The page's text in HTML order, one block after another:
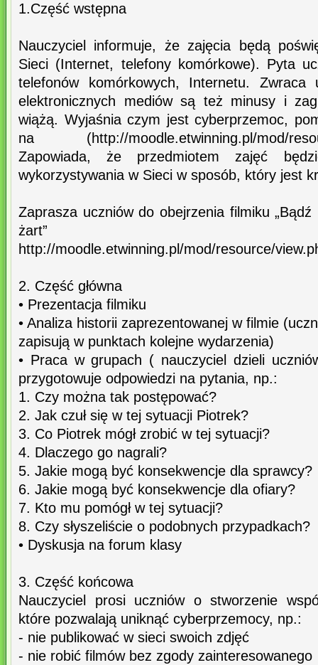
1.Część wstępna
Nauczyciel informuje, że zajęcia będą
Sieci (Internet, telefony komórkowe). Pyta
telefonów komórkowych, Internetu.
elektronicznych mediów są też minusy i
wiążą. Wyjaśnia czym jest cyberprzemoc,
na (http://moodle.etwinning.pl/mod/
Zapowiada, że przedmiotem zajęć
wykorzystywania w Sieci w sposób, który jest
Zaprasza uczniów do obejrzenia filmiku
żart”
http://moodle.etwinning.pl/mod/resource/
2. Część główna
• Prezentacja filmiku
• Analiza historii zaprezentowanej w filmie
zapisują w punktach kolejne wydarzenia)
• Praca w grupach ( nauczyciel dzieli
przygotowuje odpowiedzi na pytania, np.:
1. Czy można tak postępować?
2. Jak czuł się w tej sytuacji Piotrek?
3. Co Piotrek mógł zrobić w tej sytuacji?
4. Dlaczego go nagrali?
5. Jakie mogą być konsekwencje dla sprawcy?
6. Jakie mogą być konsekwencje dla ofiary?
7. Kto mu pomógł w tej sytuacji?
8. Czy słyszeliście o podobnych przypadkach?
• Dyskusja na forum klasy
3. Część końcowa
Nauczyciel prosi uczniów o stworzenie
które pozwalają uniknąć cyberprzemocy, np.:
- nie publikować w sieci swoich zdjęć
- nie robić filmów bez zgody zainteresowanego